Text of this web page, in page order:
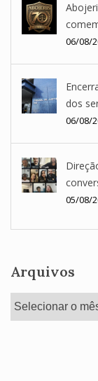
06/08/
dos
06/08/
05/08/
Arquivos
Arquivos